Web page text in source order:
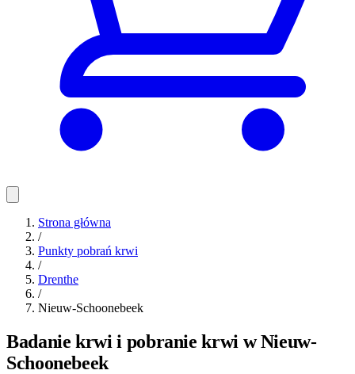
Strona główna
/
Punkty pobrań krwi
/
Drenthe
/
Nieuw-Schoonebeek
Badanie krwi i pobranie krwi w Nieuw-
Schoonebeek